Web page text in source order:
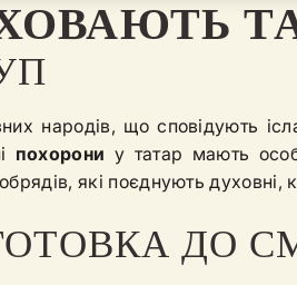
народів, що сповідують
похорони у татар мають
які поєднують духовні,
ДО